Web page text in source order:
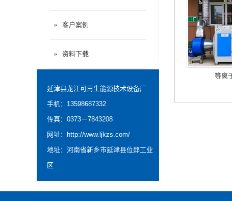
等离
客户案例
资料下载
延津县龙江可再生能源技术设备厂
手机：13598687332
传真：0373－7843208
网址：
http://www.ljkzs.com/
地址：河南省新乡市延津县位邱工业
区